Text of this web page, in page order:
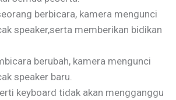
berbicara, kamera mengunci
speaker,serta memberikan bidikan
berubah, kamera mengunci
speaker baru.
keyboard tidak akan mengganggu